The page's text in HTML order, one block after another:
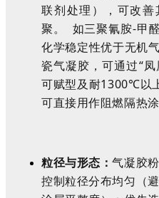
联剂处理），可改
聚。 如三聚氰胺-甲
化学稳定性优于无机
瓷气凝胶，可通过“凤
可赋型及耐1300℃以
可直接用作阻燃隔热涂
粒径与形态：气凝胶
控制粒径分布均匀（